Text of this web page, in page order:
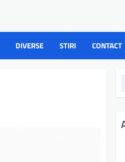
DIVERSE STIRI CONTACT